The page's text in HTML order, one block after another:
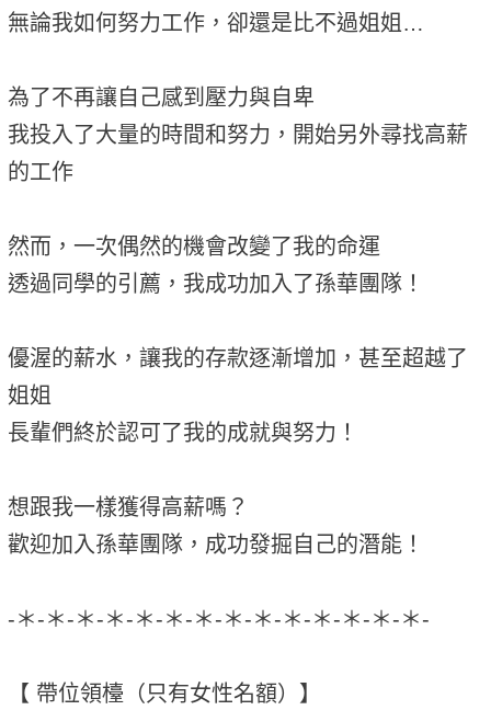
無論我如何努力工作，卻還是比不過姐姐…
為了不再讓自己感到壓力與自卑
我投入了大量的時間和努力，開始另外尋找高薪
的工作
然而，一次偶然的機會改變了我的命運
透過同學的引薦，我成功加入了孫華團隊！
優渥的薪水，讓我的存款逐漸增加，甚至超越了
姐姐
長輩們終於認可了我的成就與努力！
想跟我一樣獲得高薪嗎？
歡迎加入孫華團隊，成功發掘自己的潛能！
-＊-＊-＊-＊-＊-＊-＊-＊-＊-＊-＊-＊-＊-＊-
【 帶位領檯（只有女性名額）】